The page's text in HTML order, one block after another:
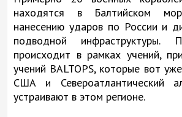
находятся в Балтийском
нанесению ударов по России и
подводной
происходит в рамках учений,
учений BALTOPS, которые вот
США и Североатлантический
устраивают в этом регионе.